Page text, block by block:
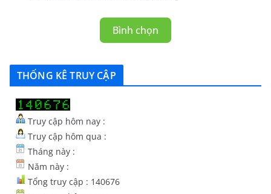
Bình chọn
THỐNG KÊ TRUY CẬP
Truy cập hôm nay :
Truy cập hôm qua :
Tháng này :
Năm này :
Tổng truy cập : 140676